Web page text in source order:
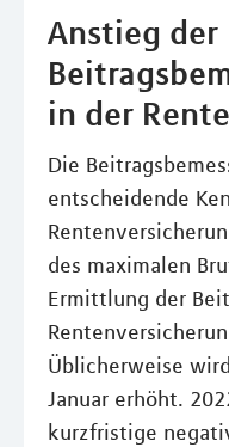
Anstieg der
in der
Die
entscheidende
des maximalen
Ermittlung der
Üblicherweise
Januar erhöht.
kurzfristige